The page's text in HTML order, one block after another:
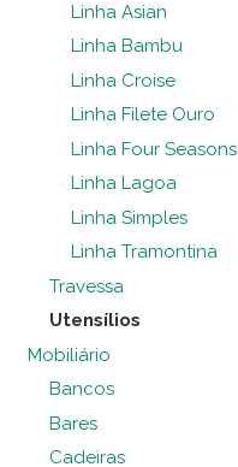
Linha Asian
Linha Bambu
Linha Croise
Linha Filete Ouro
Linha Four Seasons
Linha Lagoa
Linha Simples
Linha Tramontina
Travessa
Utensílios
Mobiliário
Bancos
Bares
Cadeiras